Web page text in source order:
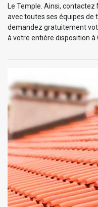
Le Temple. Ainsi,
avec toutes ses équipes de
demandez gratuitement
à votre entière disposition à